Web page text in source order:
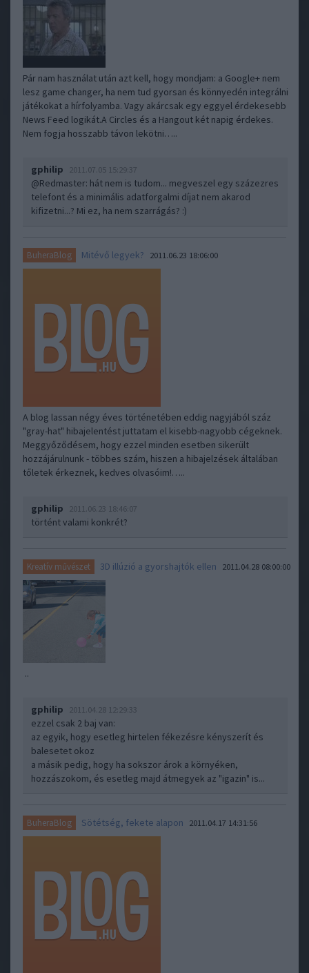
Pár nam használat után azt kell, hogy mondjam: a Google+ nem
lesz game changer, ha nem tud gyorsan és könnyedén integrálni
játékokat a hírfolyamba. Vagy akárcsak egy eggyel érdekesebb
News Feed logikát.A Circles és a Hangout két napig érdekes.
Nem fogja hosszabb távon lekötni…..
gphilip 2011.07.05 15:29:37
@Redmaster: hát nem is tudom... megveszel egy százezres
telefont és a minimális adatforgalmi díjat nem akarod
kifizetni...? Mi ez, ha nem szarrágás? :)
BuheraBlog Mitévő legyek? 2011.06.23 18:06:00
A blog lassan négy éves történetében eddig nagyjából száz
"gray-hat" hibajelentést juttatam el kisebb-nagyobb cégeknek.
Meggyőződésem, hogy ezzel minden esetben sikerült
hozzájárulnunk - többes szám, hiszen a hibajelzések általában
tőletek érkeznek, kedves olvasóim!…..
gphilip 2011.06.23 18:46:07
történt valami konkrét?
Kreatív művészet 3D illúzió a gyorshajtók ellen 2011.04.28 08:00:00
..
gphilip 2011.04.28 12:29:33
ezzel csak 2 baj van:
az egyik, hogy esetleg hirtelen fékezésre kényszerít és
balesetet okoz
a másik pedig, hogy ha sokszor árok a környéken,
hozzászokom, és esetleg majd átmegyek az "igazin" is...
BuheraBlog Sötétség, fekete alapon 2011.04.17 14:31:56